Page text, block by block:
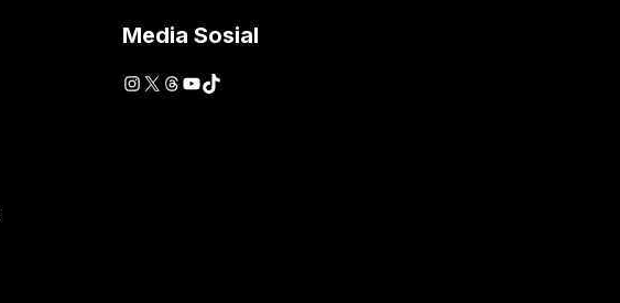
Media Sosial
Instagram
X Threads
YouTube
TikTok